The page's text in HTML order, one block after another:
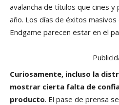
avalancha de títulos que cines y
año. Los días de éxitos
Endgame parecen estar en el
Curiosamente, incluso la
mostrar cierta falta de
producto. El pase de prensa